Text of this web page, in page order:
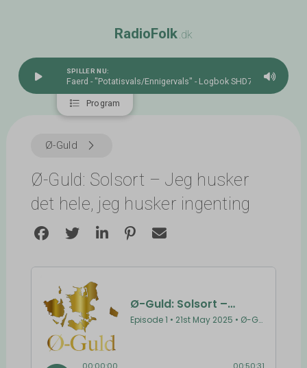
RadioFolk.dk
SPILLER NU:
Faerd - "Potatisvals/Ennigervals" - Logbok SHD71 TUTL
Program
Ø-Guld
Ø-Guld: Solsort – Jeg husker
det hele, jeg husker ingenting